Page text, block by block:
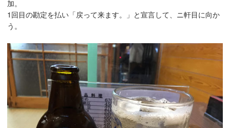
加。
1回目の勘定を払い「戻って来ます。」と宣言して、ニ軒目に向か
う。